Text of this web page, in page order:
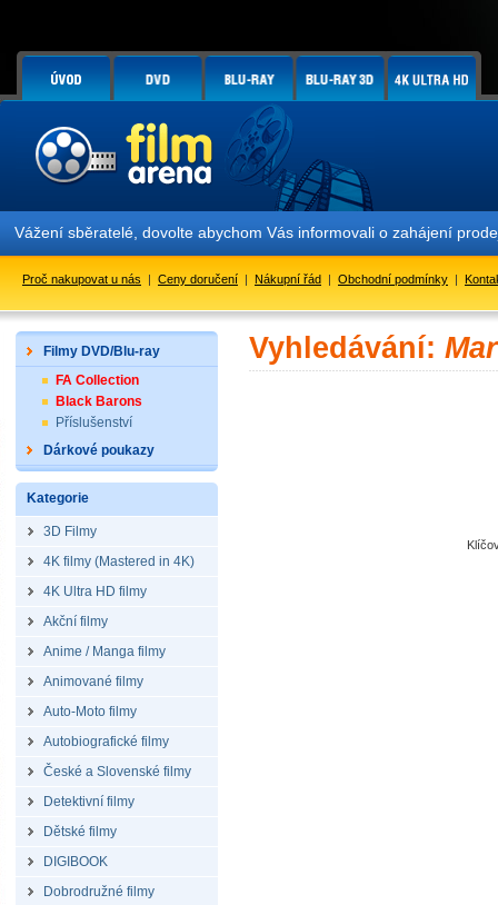
Vážení sběratelé, dovolte abychom Vás informovali o zahájení
Proč nakupovat u nás | Ceny doručení | Nákupní řád | Obchodní podmínky |
Filmy DVD/Blu-ray
FA Collection
Black Barons
Příslušenství
Dárkové poukazy
Kategorie
3D Filmy
4K filmy (Mastered in 4K)
4K Ultra HD filmy
Akční filmy
Anime / Manga filmy
Animované filmy
Auto-Moto filmy
Autobiografické filmy
České a Slovenské filmy
Detektivní filmy
Dětské filmy
DIGIBOOK
Dobrodružné filmy
Vyhledávání: